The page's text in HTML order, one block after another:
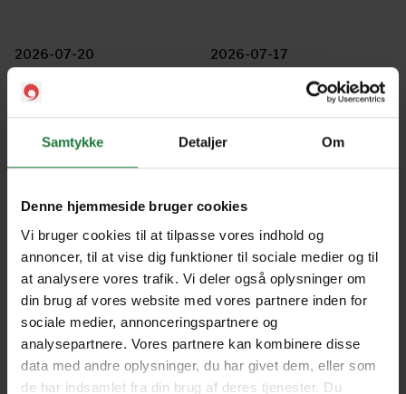
Samtykke Detaljer Om
Denne hjemmeside bruger cookies
Vi bruger cookies til at tilpasse vores indhold og
annoncer, til at vise dig funktioner til sociale medier og til
at analysere vores trafik. Vi deler også oplysninger om
din brug af vores website med vores partnere inden for
sociale medier, annonceringspartnere og
analysepartnere. Vores partnere kan kombinere disse
data med andre oplysninger, du har givet dem, eller som
de har indsamlet fra din brug af deres tjenester. Du
2026-07-20 2026-07-17
2026-07-10 2026-07-09
2026-07-08 2026-07-07